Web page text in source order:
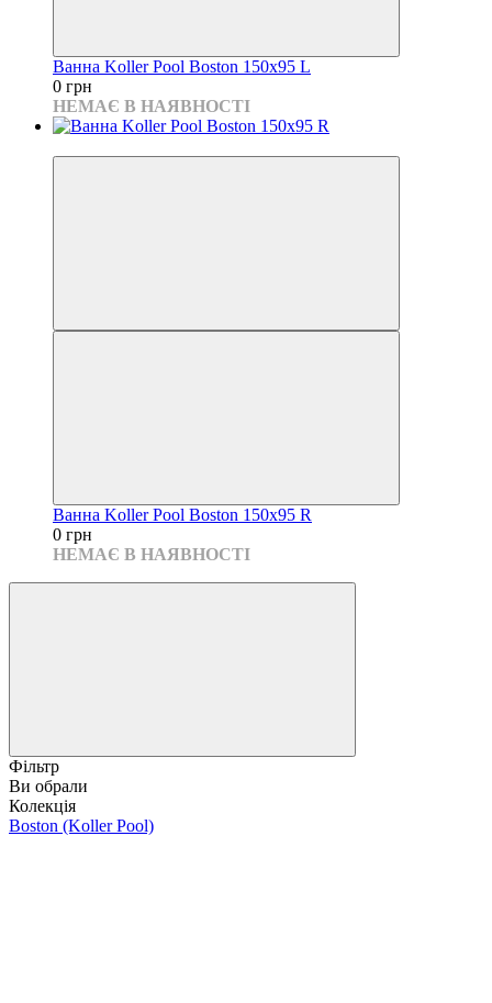
Ванна Koller Pool Boston 150x95 L
0 грн
НЕМАЄ В НАЯВНОСТІ
Ванна Koller Pool Boston 150x95 R
0 грн
НЕМАЄ В НАЯВНОСТІ
Фільтр
Ви обрали
Колекція
Boston (Koller Pool)